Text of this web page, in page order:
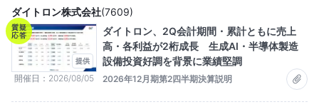
質疑
応答
提供
開催日 2026/08/05
ダイトロン株式会社(7609)
ダイトロン、2Q会計期間・累計ともに売上
高・各利益が2桁成長 生成AI・半導体製造
設備投資好調を背景に業績堅調
2026年12月期第2四半期決算説明